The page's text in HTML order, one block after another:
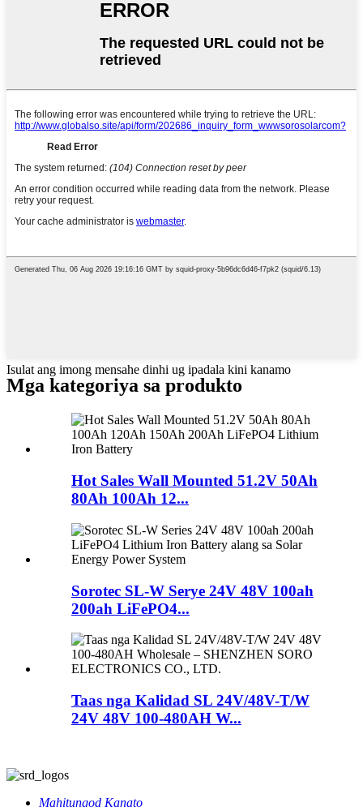
Isulat ang imong mensahe dinhi ug ipadala kini kanamo
Mga kategoriya sa produkto
Hot Sales Wall Mounted 51.2V 50Ah
80Ah 100Ah 12...
Sorotec SL-W Serye 24V 48V 100ah
200ah LiFePO4...
Taas nga Kalidad SL 24V/48V-T/W
24V 48V 100-480AH W...
Mahitungod Kanato